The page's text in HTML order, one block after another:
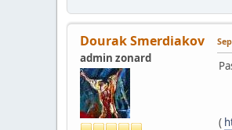
Dourak Smerdiakov
admin zonard
(